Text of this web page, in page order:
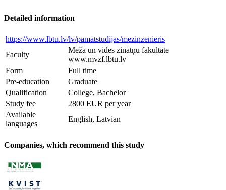
Detailed information
https://www.lbtu.lv/lv/pamatstudijas/mezinzenieris
Faculty
Meža un vides zinātņu fakultāte
www.mvzf.lbtu.lv
Form
Full time
Pre-education
Graduate
Qualification
College, Bachelor
Study fee
2800 EUR per year
Available
languages
English, Latvian
Companies, which recommend this study